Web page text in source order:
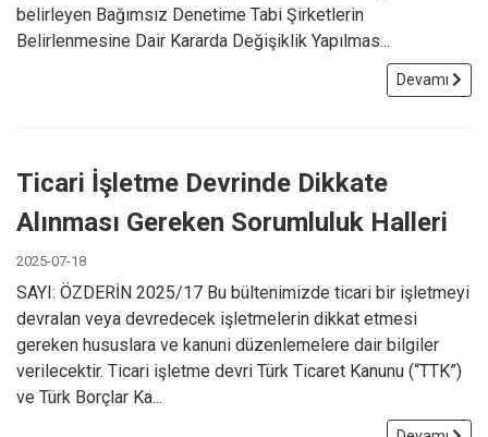
belirleyen Bağımsız Denetime Tabi Şirketlerin
Belirlenmesine Dair Kararda Değişiklik Yapılmas...
Devamı
Ticari İşletme Devrinde Dikkate
Alınması Gereken Sorumluluk Halleri
2025-07-18
SAYI: ÖZDERİN 2025/17 Bu bültenimizde ticari bir işletmeyi
devralan veya devredecek işletmelerin dikkat etmesi
gereken hususlara ve kanuni düzenlemelere dair bilgiler
verilecektir. Ticari işletme devri Türk Ticaret Kanunu (“TTK”)
ve Türk Borçlar Ka...